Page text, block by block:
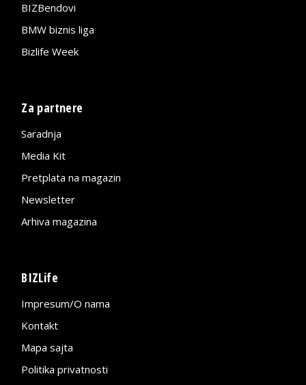
BIZBendovi
BMW biznis liga
Bizlife Week
Za partnere
Saradnja
Media Kit
Pretplata na magazin
Newsletter
Arhiva magazina
BIZLife
Impresum/O nama
Kontakt
Mapa sajta
Politika privatnosti